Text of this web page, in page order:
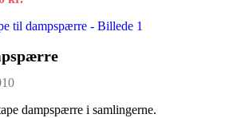
dampspærre i samlingerne.